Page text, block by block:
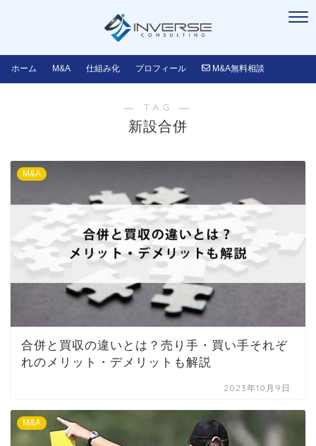
ホーム M&A 仕組み化 プロフィール M&A無料相談
― TAG ―
新設合併
M&A
合併と買収の違いとは？売り手・買い手それぞ
れのメリット・デメリットも解説
2023年10月9日
M&A